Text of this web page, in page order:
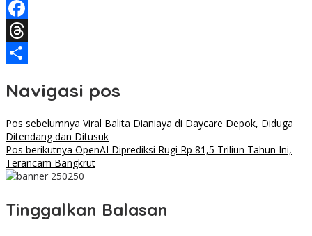
Telegram
Facebook
Threads
Navigasi pos
Pos sebelumnya Viral Balita Dianiaya di Daycare Depok, Diduga
Ditendang dan Ditusuk
Pos berikutnya OpenAI Diprediksi Rugi Rp 81,5 Triliun Tahun Ini,
Terancam Bangkrut
Tinggalkan Balasan